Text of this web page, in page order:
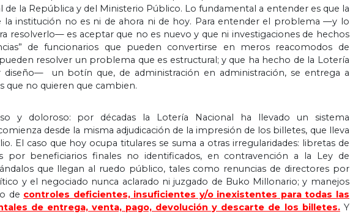
de la República y del Ministerio Público. Lo fundamental a entender es que la
la institución no es ni de ahora ni de hoy. Para entender el problema —y lo
resolverlo— es aceptar que no es nuevo y que ni investigaciones de hechos
de funcionarios que pueden convertirse en meros reacomodos de
resolver un problema que es estructural; y que ha hecho de la Lotería
diseño— un botín que, de administración en administración, se entrega a
que no quieren que cambien.
y doloroso: por décadas la Lotería Nacional ha llevado un sistema
desde la misma adjudicación de la impresión de los billetes, que lleva
El caso que hoy ocupa titulares se suma a otras irregularidades: libretas de
por beneficiarios finales no identificados, en contravención a la Ley de
que llegan al ruedo público, tales como renuncias de directores por
y el negociado nunca aclarado ni juzgado de Buko Millonario; y manejos
de controles deficientes, insuficientes y/o inexistentes para todas las
de entrega, venta, pago, devolución y descarte de los billetes.Y